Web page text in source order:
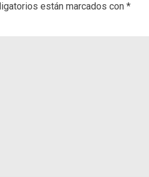
están marcados con *